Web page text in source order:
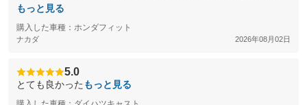
もっと見る
購入した車種：ホンダフィット
ナカダ 2026年08月02日
5.0
とても良かった もっと見る